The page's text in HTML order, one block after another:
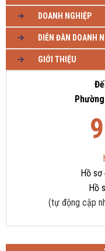
DOANH NGHIỆP
DIỄN ĐÀN DOANH
GIỚI THIỆU
Hồ sơ
Hồ
(tự động cập